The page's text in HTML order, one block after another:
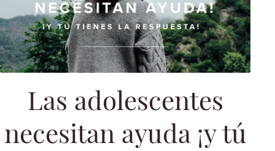
Las adolescentes
necesitan ayuda ¡y tú